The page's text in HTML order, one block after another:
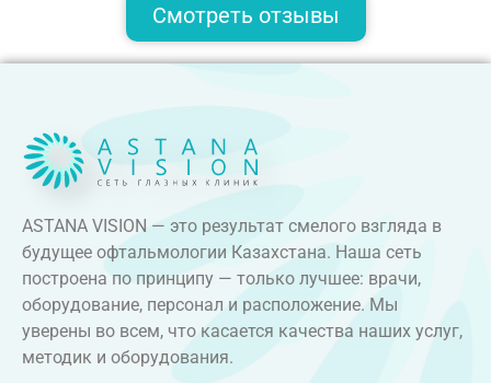
Смотреть отзывы
ASTANA VISION — это результат смелого взгляда в
будущее офтальмологии Казахстана. Наша сеть
построена по принципу — только лучшее: врачи,
оборудование, персонал и расположение. Мы
уверены во всем, что касается качества наших услуг,
методик и оборудования.